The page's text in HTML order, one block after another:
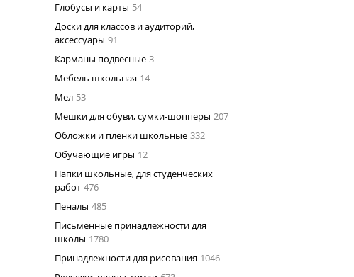
Глобусы и карты 54
Доски для классов и аудиторий,
аксессуары 91
Карманы подвесные 3
Мебель школьная 14
Мел 53
Мешки для обуви, сумки-шопперы 207
Обложки и пленки школьные 332
Обучающие игры 12
Папки школьные, для студенческих
работ 476
Пеналы 485
Письменные принадлежности для
школы 1780
Принадлежности для рисования 1046